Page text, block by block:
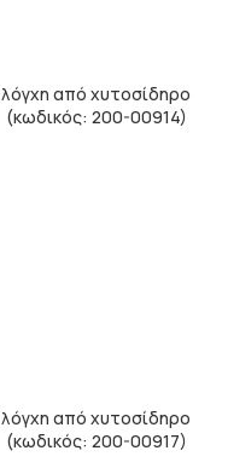
λόγχη από χυτοσίδηρο
(κωδικός: 200-00914)
λόγχη από χυτοσίδηρο
(κωδικός: 200-00917)